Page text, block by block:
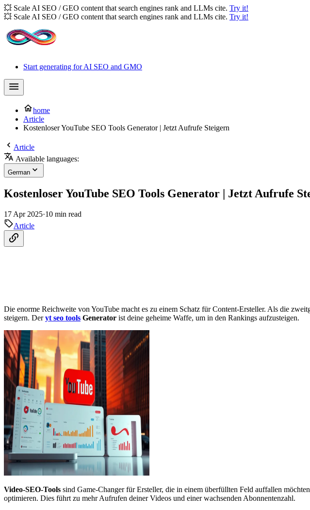
💥 Scale AI SEO / GEO content that search engines rank and LLMs cite. Try it!
💥 Scale AI SEO / GEO content that search engines rank and LLMs cite. Try it!
Start generating for AI SEO and GMO
home
Article
Kostenloser YouTube SEO Tools Generator | Jetzt Aufrufe Steigern
Article
Available languages:
German
Kostenloser YouTube SEO Tools Generator | Jetzt Aufrufe
17 Apr 2025·10 min read
Article
Die enorme Reichweite von YouTube macht es zu einem Schatz für Content-Ersteller. Als die
steigern. Deryt seo tools Generator ist deine geheime Waffe, um in den Rankings aufzusteigen.
Video-SEO-Tools sind Game-Changer für Ersteller, die in einem überfüllten Feld auffallen
optimieren. Dies führt zu mehr Aufrufen deiner Videos und einer wachsenden Abonnentenzahl.